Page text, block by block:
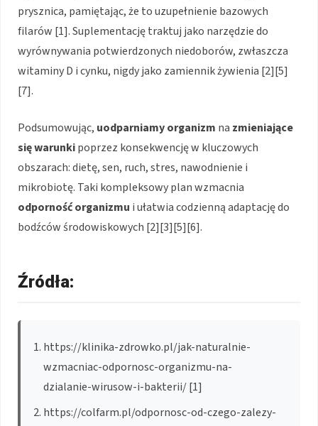
prysznica, pamiętając, że to uzupełnienie bazowych
filarów [1]. Suplementację traktuj jako narzędzie do
wyrównywania potwierdzonych niedoborów, zwłaszcza
witaminy D i cynku, nigdy jako zamiennik żywienia [2][5]
[7].
Podsumowując, uodparniamy organizm na zmieniające
się warunkipoprzez konsekwencję w kluczowych
obszarach: dietę, sen, ruch, stres, nawodnienie i
mikrobiotę. Taki kompleksowy plan wzmacnia
odporność organizmu i ułatwia codzienną adaptację do
bodźców środowiskowych [2][3][5][6].
Źródła:
https://klinika-zdrowko.pl/jak-naturalnie-
wzmacniac-odpornosc-organizmu-na-
dzialanie-wirusow-i-bakterii/ [1]
https://colfarm.pl/odpornosc-od-czego-zalezy-